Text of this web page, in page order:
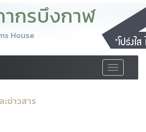
กรบึงกาฬ
House
Toggle
navigation
ข่าวสาร